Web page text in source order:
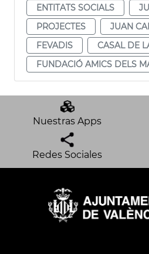
ENTITATS SOCIALS
PROJECTES
JUAN
FEVADIS
CASAL DE
FUNDACIÓ AMICS DELS
Nuestras Apps
Redes Sociales